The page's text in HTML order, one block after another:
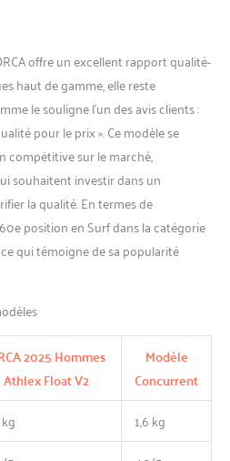
offre un excellent rapport qualité-
haut de gamme, elle reste
le souligne l’un des avis clients :
pour le prix ». Ce modèle se
compétitive sur le marché,
souhaitent investir dans un
la qualité. En termes de
position en Surf dans la catégorie
qui témoigne de sa popularité
2025 Hommes
Athlex Float V2
Modèle
Concurrent
1,6 kg